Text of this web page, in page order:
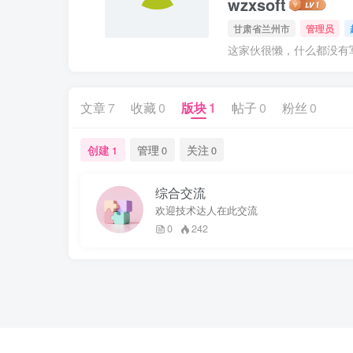
甘肃省兰州市 管理员
这家伙很懒，什么都没有
文章7 收藏 0 版块1 帖子 0 粉丝 0
创建 1 管理 0 关注 0
综合交流
欢迎技术达人在此交流
0
242